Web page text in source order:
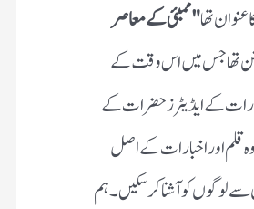
تھا"ممبئی کے معاصر
تھا جس میں اس وقت کے
کے ایڈیٹرز حضرات کے
قلم اور اخبارات کے اصل
لوگوں کو آشنا کرسکیں ۔ہم